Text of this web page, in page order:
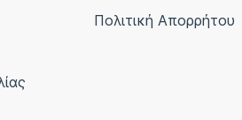
Πολιτική Απορρήτου